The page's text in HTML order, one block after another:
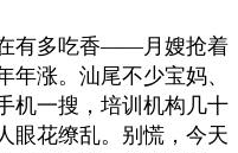
有多吃香——月嫂抢着
涨。汕尾不少宝妈、
机一搜，培训机构几十
眼花缭乱。别慌，今天